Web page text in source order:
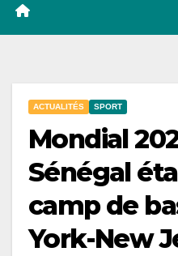
ACTUALITÉS SPORT
Mondial
Sénégal
camp de
York-New